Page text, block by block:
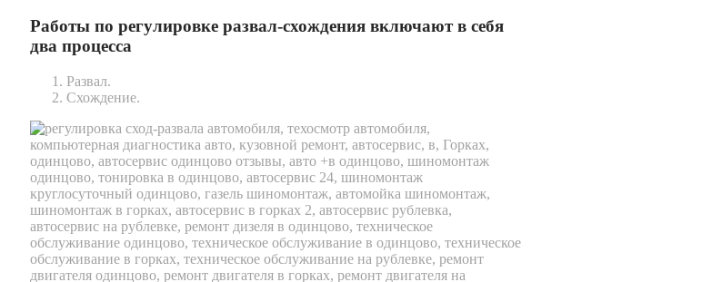
Работы по регулировке развал-схождения включают в себя
два процесса
Развал.
Схождение.